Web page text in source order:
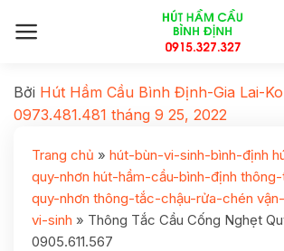
Bởi Hút Hầm Cầu Bình Định-Gia Lai-
0973.481.481 tháng 9 25, 2022
Trang chủ » hút-bùn-vi-sinh-bình-định
quy-nhơn hút-hầm-cầu-bình-định
quy-nhơn thông-tắc-chậu-rửa-chén
vi-sinh » Thông Tắc Cầu Cống Nghẹt
0905.611.567